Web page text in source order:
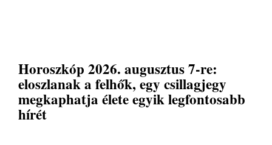
Horoszkóp 2026. augusztus 7-re:
eloszlanak a felhők, egy csillagjegy
megkaphatja élete egyik legfontosabb
hírét